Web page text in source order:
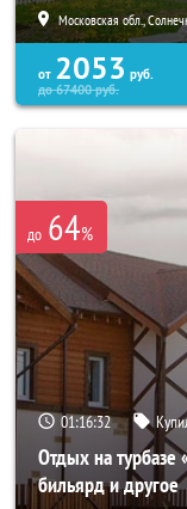
Московская обл.,
от 2053 руб.
до67400руб.
до 64%
01:16:30
Отдых на турбазе
бильярд и другое